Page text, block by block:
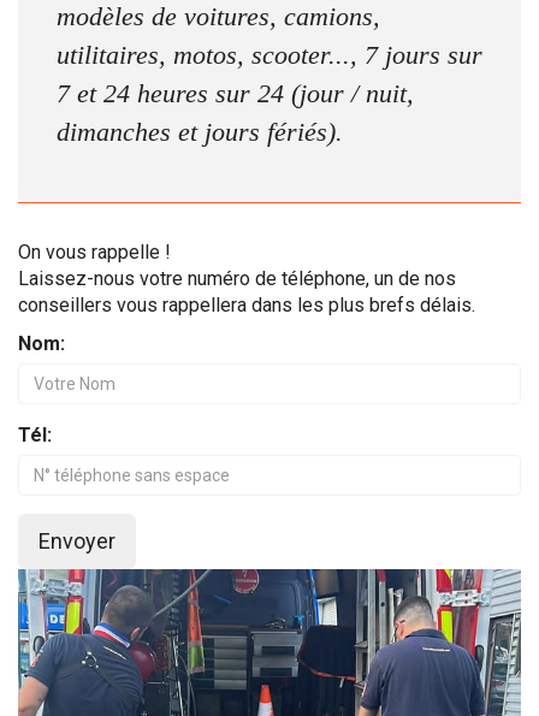
modèles de voitures, camions,
utilitaires, motos, scooter..., 7 jours sur
7 et 24 heures sur 24 (jour / nuit,
dimanches et jours fériés).
On vous rappelle !
Laissez-nous votre numéro de téléphone, un de nos
conseillers vous rappellera dans les plus brefs délais.
Nom:
Tél:
Envoyer